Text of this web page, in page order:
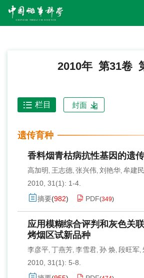
2010年 第31卷
栏目 封面
遗传育种
香料烟青枯病抗性基因的遗
高加明 , 王志德, 张兴伟, 刘艳华, 牟建民
2010, 31(1): 1-4.
摘要(982) PDF(349)
应用模糊综合评判和灰色关
烤烟区试新品种
李彦平, 丁燕芳, 李雪君, 孙 焕, 段旺军,
2010, 31(1): 5-8.